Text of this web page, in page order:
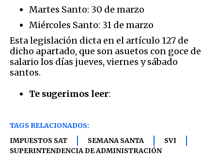
Martes Santo: 30 de marzo
Miércoles Santo: 31 de marzo
Esta legislación dicta en el artículo 127 de
dicho apartado, que son asuetos con goce de
salario los días jueves, viernes y sábado
santos.
Te sugerimos leer:
TAGS RELACIONADOS:
IMPUESTOS SAT
SEMANA SANTA
SVI
SUPERINTENDENCIA DE ADMINISTRACIÓN